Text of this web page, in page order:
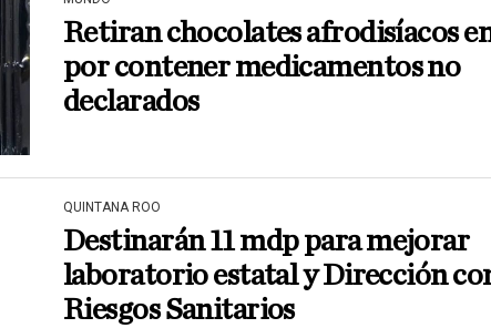
Retiran chocolates afrodisíacos
por contener medicamentos no
declarados
QUINTANA ROO
Destinarán 11 mdp para mejorar
laboratorio estatal y Dirección
Riesgos Sanitarios